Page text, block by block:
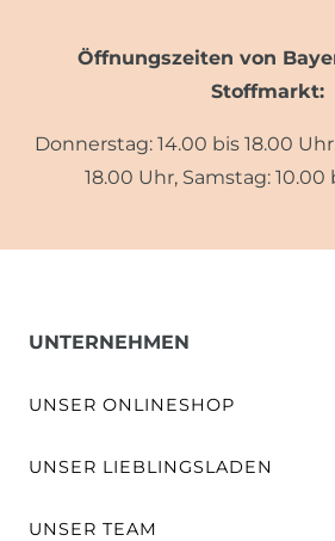
Öffnungszeiten von
Stoffmarkt:
Donnerstag: 14.00 bis 18.00
18.00 Uhr, Samstag: 10.00
UNTERNEHMEN
UNSER ONLINESHOP
UNSER LIEBLINGSLADEN
UNSER TEAM